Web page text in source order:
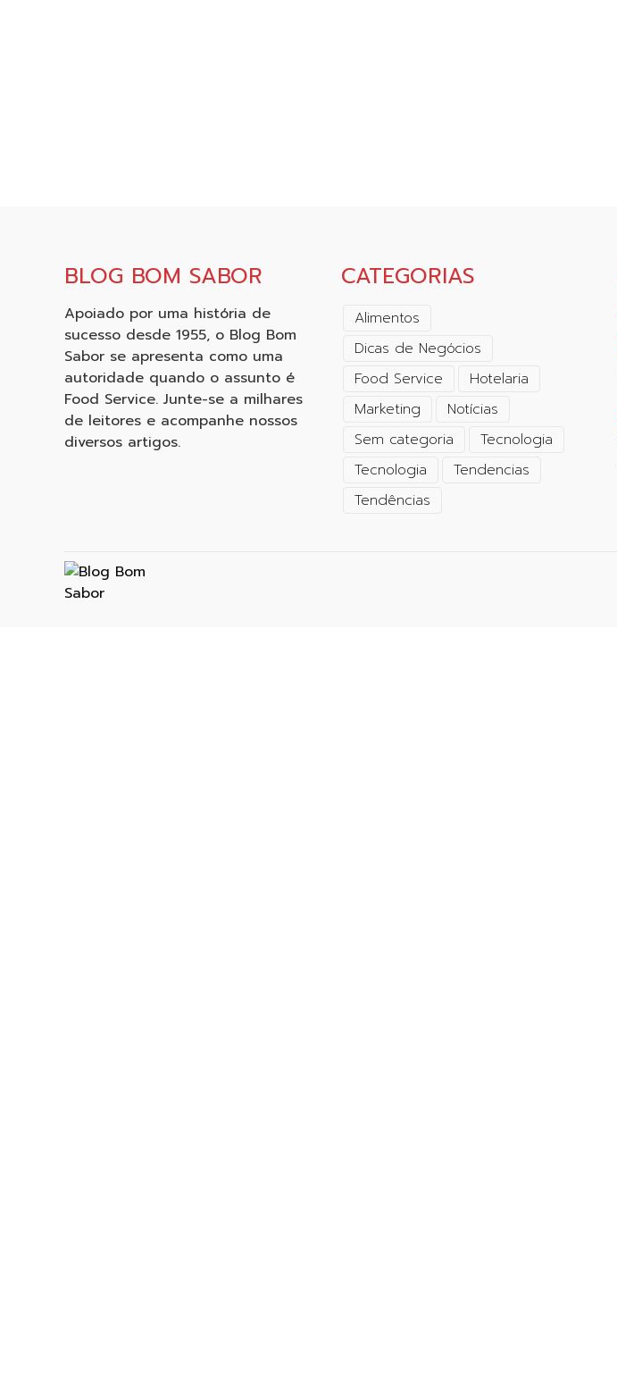
BLOG BOM SABOR
Apoiado por uma história de
sucesso desde 1955, o Blog Bom
Sabor se apresenta como uma
autoridade quando o assunto é
Food Service. Junte-se a milhares
de leitores e acompanhe nossos
diversos artigos.
CATEGORIAS
Alimentos
Dicas de Negócios
Food Service
Hotelaria
Marketing
Notícias
Sem categoria
Tecnologia
Tecnologia
Tendencias
Tendências